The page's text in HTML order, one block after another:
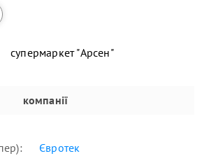
супермаркет "Арсен"
компанії
Євротек